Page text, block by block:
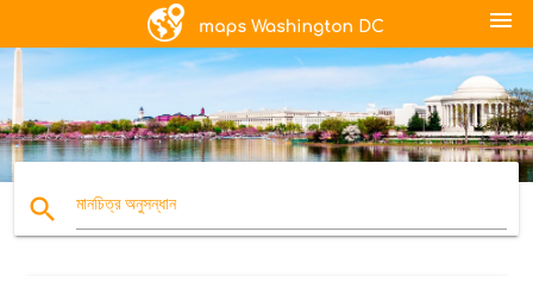
menu
search মানচিত্র অনুসন্ধান